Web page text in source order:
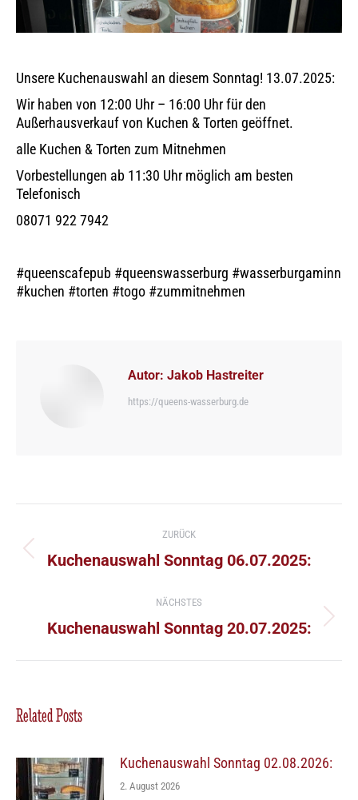
Unsere Kuchenauswahl an diesem Sonntag! 13.07.2025:
Wir haben von 12:00 Uhr – 16:00 Uhr für den
Außerhausverkauf von Kuchen & Torten geöffnet.
alle Kuchen & Torten zum Mitnehmen
Vorbestellungen ab 11:30 Uhr möglich am besten
Telefonisch
08071 922 7942
#queenscafepub #queenswasserburg #wasserburgaminn
#kuchen #torten #togo #zummitnehmen
Autor: Jakob Hastreiter
https://queens-wasserburg.de
ZURÜCK
Vorheriger
Kuchenauswahl Sonntag 06.07.2025:
NÄCHSTES
Nächster
Kuchenauswahl Sonntag 20.07.2025:
Related Posts
Kuchenauswahl Sonntag 02.08.2026:
2. August 2026